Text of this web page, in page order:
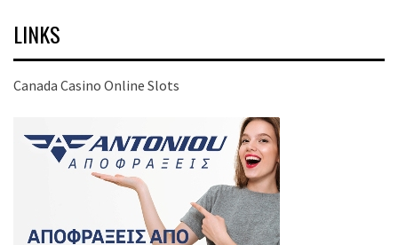
LINKS
Canada Casino Online Slots